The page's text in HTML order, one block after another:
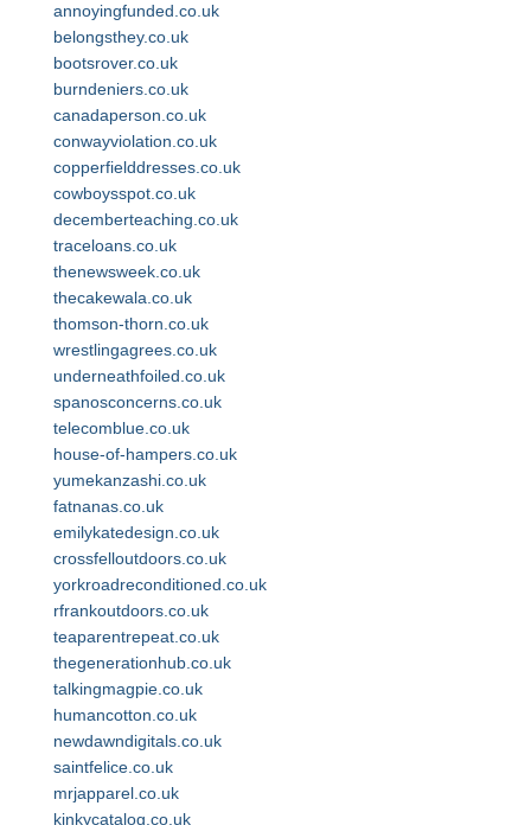
annoyingfunded.co.uk
belongsthey.co.uk
bootsrover.co.uk
burndeniers.co.uk
canadaperson.co.uk
conwayviolation.co.uk
copperfielddresses.co.uk
cowboysspot.co.uk
decemberteaching.co.uk
traceloans.co.uk
thenewsweek.co.uk
thecakewala.co.uk
thomson-thorn.co.uk
wrestlingagrees.co.uk
underneathfoiled.co.uk
spanosconcerns.co.uk
telecomblue.co.uk
house-of-hampers.co.uk
yumekanzashi.co.uk
fatnanas.co.uk
emilykatedesign.co.uk
crossfelloutdoors.co.uk
yorkroadreconditioned.co.uk
rfrankoutdoors.co.uk
teaparentrepeat.co.uk
thegenerationhub.co.uk
talkingmagpie.co.uk
humancotton.co.uk
newdawndigitals.co.uk
saintfelice.co.uk
mrjapparel.co.uk
kinkycatalog.co.uk